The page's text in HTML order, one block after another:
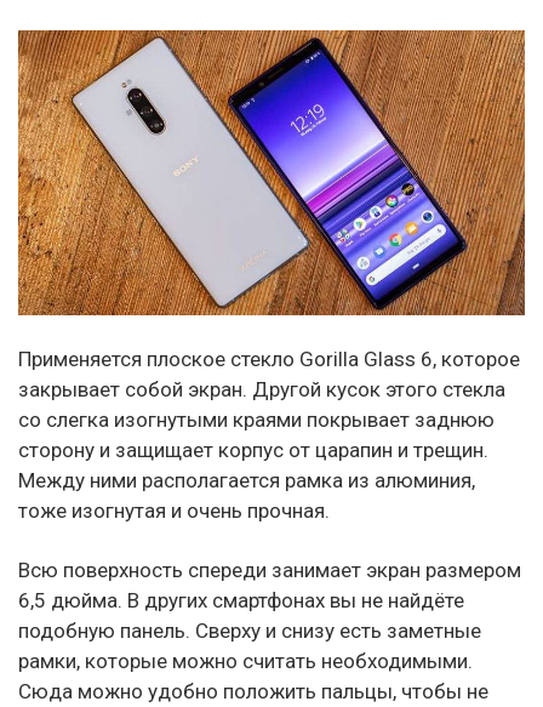
Применяется плоское стекло Gorilla Glass 6, которое
закрывает собой экран. Другой кусок этого стекла
со слегка изогнутыми краями покрывает заднюю
сторону и защищает корпус от царапин и трещин.
Между ними располагается рамка из алюминия,
тоже изогнутая и очень прочная.
Всю поверхность спереди занимает экран размером
6,5 дюйма. В других смартфонах вы не найдёте
подобную панель. Сверху и снизу есть заметные
рамки, которые можно считать необходимыми.
Сюда можно удобно положить пальцы, чтобы не